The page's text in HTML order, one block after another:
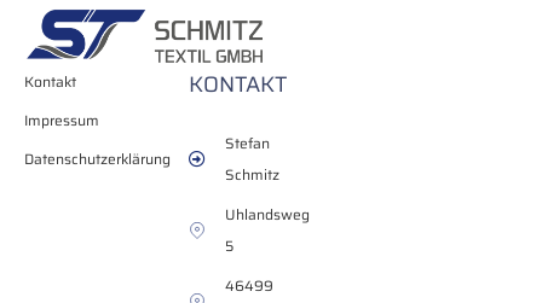
Kontakt
Impressum
Datenschutzerklärung
KONTAKT
Stefan
Schmitz
Uhlandsweg
5
46499